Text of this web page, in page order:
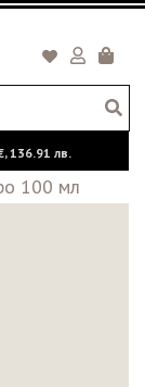
136.91 лв.
100 мл